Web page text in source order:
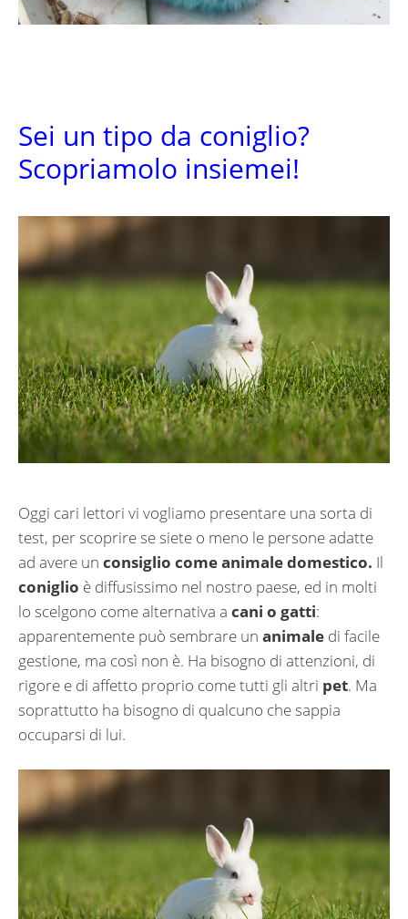
Sei un tipo da coniglio?
Scopriamolo insiemei!
Oggi cari lettori vi vogliamo presentare una sorta di
test, per scoprire se siete o meno le persone adatte
ad avere un consiglio come animale domestico. Il
coniglio è diffusissimo nel nostro paese, ed in molti
lo scelgono come alternativa a cani o gatti:
apparentemente può sembrare un animale di facile
gestione, ma così non è. Ha bisogno di attenzioni, di
rigore e di affetto proprio come tutti gli altri pet. Ma
soprattutto ha bisogno di qualcuno che sappia
occuparsi di lui.